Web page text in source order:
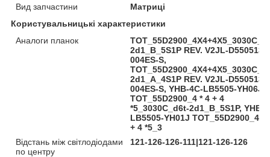
Вид запчастини
Матриці
Користувальницькі характеристики
Аналоги планок
2d1_B_5S1P REV. V2JL-
004ES-S,
2d1_A_4S1P REV. V2JL-
004ES-S, YHB-4C-LB5505-YH06J
TOT_55D2900_4 * 4 + 4
*5_3030C_d6t-2d1_B_5S1P, YHB-
LB5505-YH01J TOT_55D2900_4 *
+ 4 *5_3
Відстань між світлодіодами
по центру
121-126-126-111|121-126-126